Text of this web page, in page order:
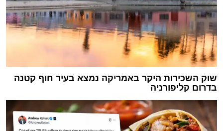
שוק השכירות היקר באמריקה נמצא בעיר חוף קטנה
בדרום קליפורניה